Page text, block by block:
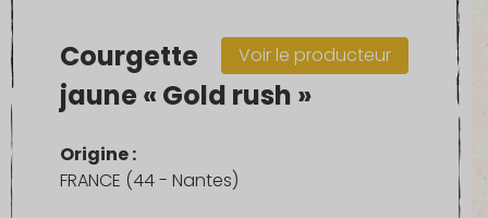
Voir le producteur
Courgette
jaune « Gold rush »
Origine :
FRANCE (44 - Nantes)